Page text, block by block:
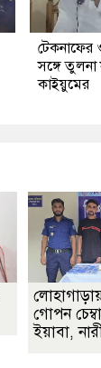
টেকনাফের
সঙ্গে
কাইয়ুমের
গোপন
ইয়াবা,